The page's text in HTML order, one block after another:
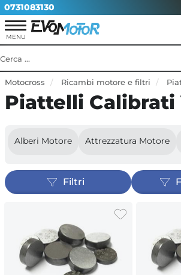
0731083130
Motocross Ricambi motore e filtri
Piattelli Calibrati
Alberi Motore Attrezzatura Motore
Filtri